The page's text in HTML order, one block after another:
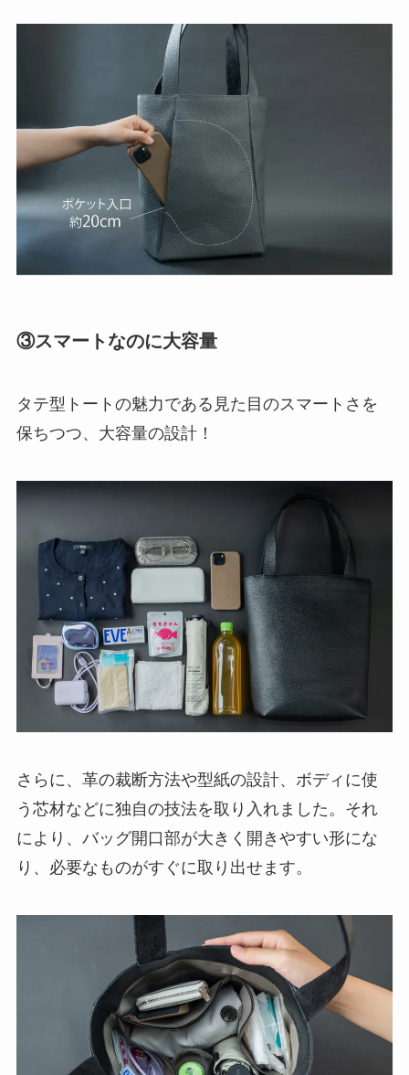
③スマートなのに大容量
タテ型トートの魅力である見た目のスマートさを
保ちつつ、大容量の設計！
さらに、革の裁断方法や型紙の設計、ボディに使
う芯材などに独自の技法を取り入れました。それ
により、バッグ開口部が大きく開きやすい形にな
り、必要なものがすぐに取り出せます。
鍵をサッと取り出せるキーチェーン付き